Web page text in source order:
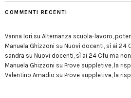
COMMENTI RECENTI
Vanna Iori su Alternanza scuola-lavoro,
Manuela Ghizzoni su Nuovi docenti, sì ai 24
sandra su Nuovi docenti, sì ai 24 Cfu ma
Manuela Ghizzoni su Prove suppletive, la
Valentino Amadio su Prove suppletive, la